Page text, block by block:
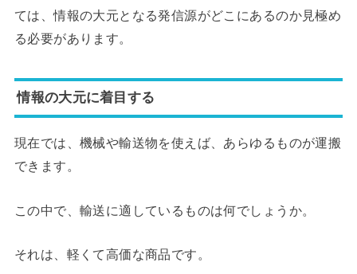
ては、情報の大元となる発信源がどこにあるのか見極め
る必要があります。
情報の大元に着目する
現在では、機械や輸送物を使えば、あらゆるものが運搬
できます。
この中で、輸送に適しているものは何でしょうか。
それは、軽くて高価な商品です。